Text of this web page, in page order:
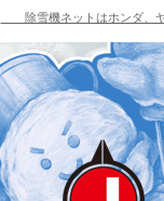
除雪機ネットはホンダ、ヤ